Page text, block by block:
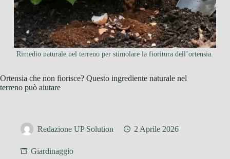
Rimedio naturale nel terreno per stimolare la fioritura dell’ortensia.
Ortensia che non fiorisce? Questo ingrediente naturale nel
terreno può aiutare
Redazione UP Solution 2 Aprile 2026
Giardinaggio